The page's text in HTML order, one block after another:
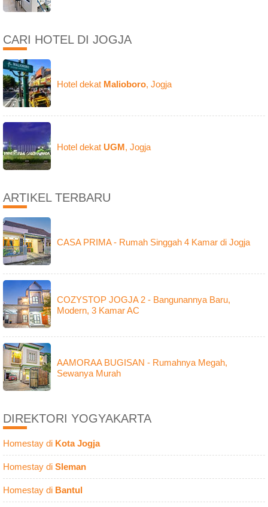
CARI HOTEL DI JOGJA
Hotel dekat Malioboro, Jogja
Hotel dekat UGM, Jogja
ARTIKEL TERBARU
CASA PRIMA - Rumah Singgah 4 Kamar di Jogja
COZYSTOP JOGJA 2 - Bangunannya Baru,
Modern, 3 Kamar AC
AAMORAA BUGISAN - Rumahnya Megah,
Sewanya Murah
DIREKTORI YOGYAKARTA
Homestay di Kota Jogja
Homestay di Sleman
Homestay di Bantul